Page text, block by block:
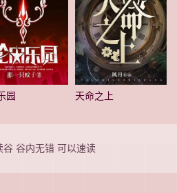
园 天命之上
谷 谷内无错 可以速读